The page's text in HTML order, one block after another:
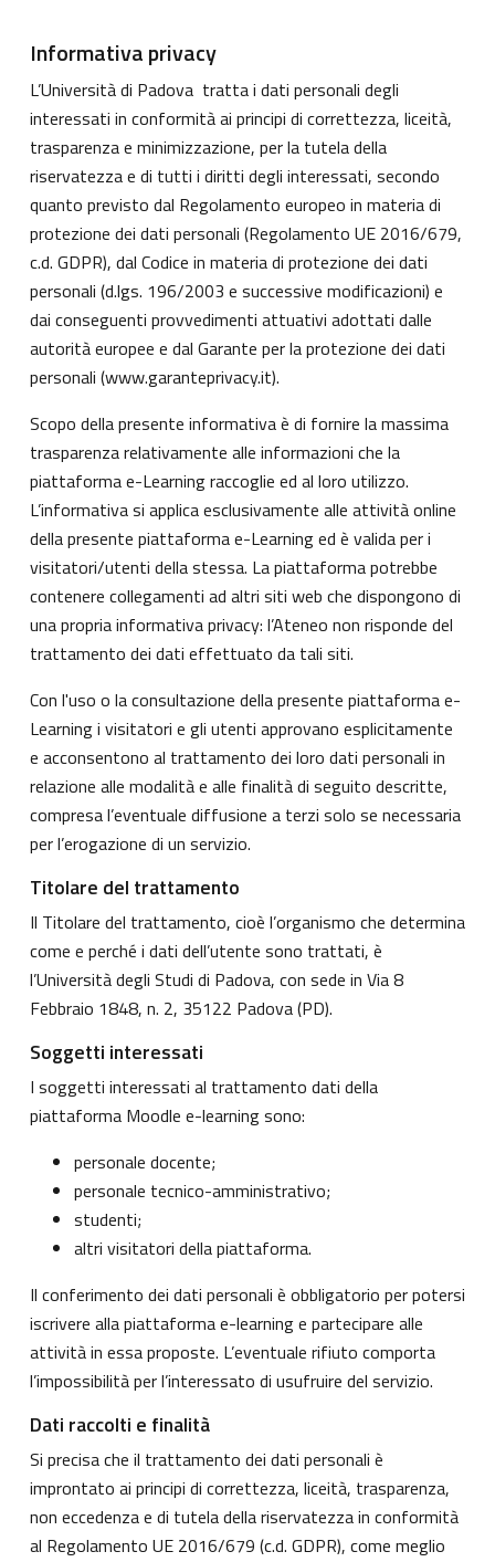
Informativa privacy
L’Università di Padova tratta i dati personali degli
interessati in conformità ai principi di correttezza, liceità,
trasparenza e minimizzazione, per la tutela della
riservatezza e di tutti i diritti degli interessati, secondo
quanto previsto dal Regolamento europeo in materia di
protezione dei dati personali (Regolamento UE 2016/679,
c.d. GDPR), dal Codice in materia di protezione dei dati
personali (d.lgs. 196/2003 e successive modificazioni) e
dai conseguenti provvedimenti attuativi adottati dalle
autorità europee e dal Garante per la protezione dei dati
personali (www.garanteprivacy.it).
Scopo della presente informativa è di fornire la massima
trasparenza relativamente alle informazioni che la
piattaforma e-Learning raccoglie ed al loro utilizzo.
L’informativa si applica esclusivamente alle attività online
della presente piattaforma e-Learning ed è valida per i
visitatori/utenti della stessa. La piattaforma potrebbe
contenere collegamenti ad altri siti web che dispongono di
una propria informativa privacy: l’Ateneo non risponde del
trattamento dei dati effettuato da tali siti.
Con l'uso o la consultazione della presente piattaforma e-
Learning i visitatori e gli utenti approvano esplicitamente
e acconsentono al trattamento dei loro dati personali in
relazione alle modalità e alle finalità di seguito descritte,
compresa l’eventuale diffusione a terzi solo se necessaria
per l’erogazione di un servizio.
Titolare del trattamento
Il Titolare del trattamento, cioè l’organismo che determina
come e perché i dati dell’utente sono trattati, è
l’Università degli Studi di Padova, con sede in Via 8
Febbraio 1848, n. 2, 35122 Padova (PD).
Soggetti interessati
I soggetti interessati al trattamento dati della
piattaforma Moodle e-learning sono:
personale docente;
personale tecnico-amministrativo;
studenti;
altri visitatori della piattaforma.
Il conferimento dei dati personali è obbligatorio per potersi
iscrivere alla piattaforma e-learning e partecipare alle
attività in essa proposte. L’eventuale rifiuto comporta
l’impossibilità per l’interessato di usufruire del servizio.
Dati raccolti e finalità
Si precisa che il trattamento dei dati personali è
improntato ai principi di correttezza, liceità, trasparenza,
non eccedenza e di tutela della riservatezza in conformità
al Regolamento UE 2016/679 (c.d. GDPR), come meglio